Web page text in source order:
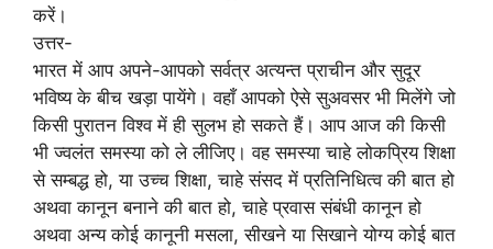
करें।
उत्तर-
भारत में आप अपने-आपको सर्वत्र अत्यन्त प्राचीन और सुदूर
भविष्य के बीच खड़ा पायेंगे। वहाँ आपको ऐसे सुअवसर भी मिलेंगे जो
किसी पुरातन विश्व में ही सुलभ हो सकते हैं। आप आज की किसी
भी ज्वलंत समस्या को ले लीजिए। वह समस्या चाहे लोकप्रिय शिक्षा
से सम्बद्ध हो, या उच्च शिक्षा, चाहे संसद में प्रतिनिधित्व की बात हो
अथवा कानून बनाने की बात हो, चाहे प्रवास संबंधी कानून हो
अथवा अन्य कोई कानूनी मसला, सीखने या सिखाने योग्य कोई बात